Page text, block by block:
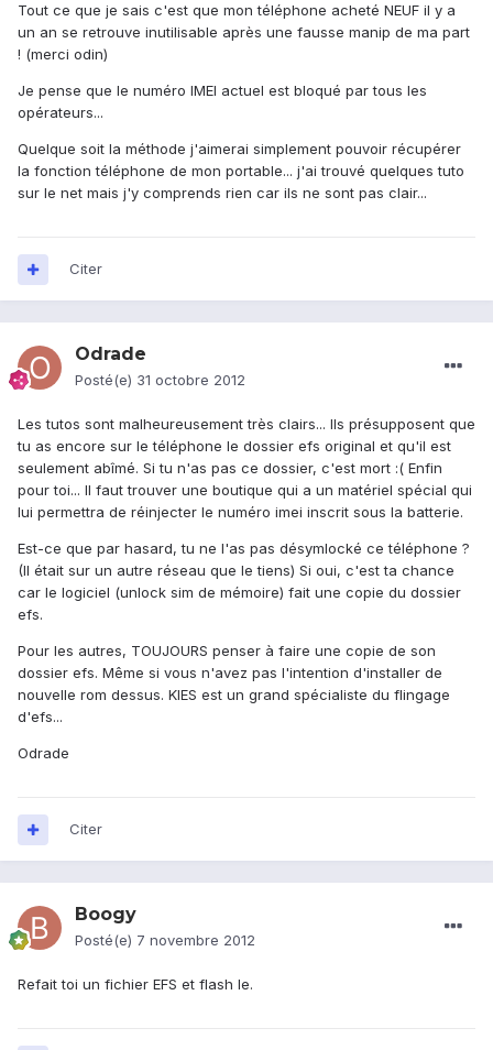
Tout ce que je sais c'est que mon téléphone acheté NEUF il y a
un an se retrouve inutilisable après une fausse manip de ma part
! (merci odin)
Je pense que le numéro IMEI actuel est bloqué par tous les
opérateurs...
Quelque soit la méthode j'aimerai simplement pouvoir récupérer
la fonction téléphone de mon portable... j'ai trouvé quelques tuto
sur le net mais j'y comprends rien car ils ne sont pas clair...
Citer
Odrade
Posté(e) 31 octobre 2012
Les tutos sont malheureusement très clairs... Ils présupposent que
tu as encore sur le téléphone le dossier efs original et qu'il est
seulement abîmé. Si tu n'as pas ce dossier, c'est mort :( Enfin
pour toi... Il faut trouver une boutique qui a un matériel spécial qui
lui permettra de réinjecter le numéro imei inscrit sous la batterie.
Est-ce que par hasard, tu ne l'as pas désymlocké ce téléphone ?
(Il était sur un autre réseau que le tiens) Si oui, c'est ta chance
car le logiciel (unlock sim de mémoire) fait une copie du dossier
efs.
Pour les autres, TOUJOURS penser à faire une copie de son
dossier efs. Même si vous n'avez pas l'intention d'installer de
nouvelle rom dessus. KIES est un grand spécialiste du flingage
d'efs...
Odrade
Citer
Boogy
Posté(e) 7 novembre 2012
Refait toi un fichier EFS et flash le.